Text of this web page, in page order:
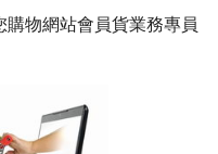
物網站會員貨業務專員